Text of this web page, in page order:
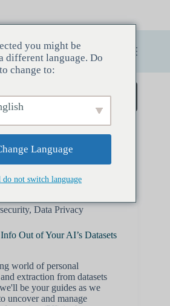
Varaa löytökokous
, Data Privacy
Out of Your AI’s Datasets
world of personal
extraction from datasets
be your guides as we
uncover and manage
you might be
different language. Do
change to:
Language
do not switch language